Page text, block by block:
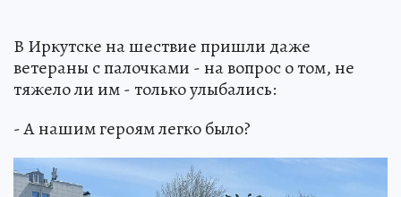
В Иркутске на шествие пришли даже
ветераны с палочками - на вопрос о том, не
тяжело ли им - только улыбались:
- А нашим героям легко было?